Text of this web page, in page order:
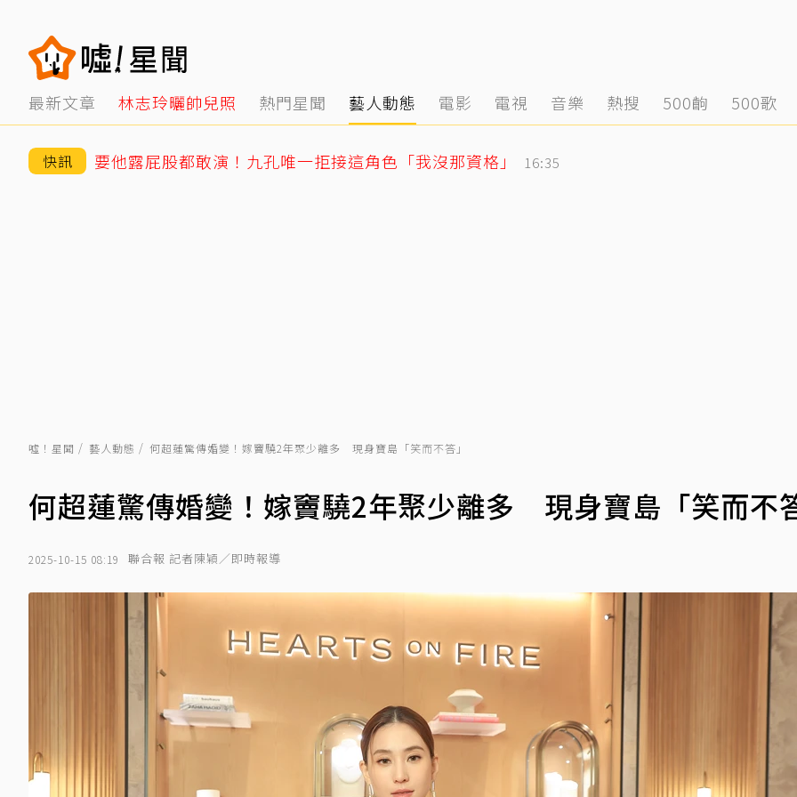
最新文章 林志玲曬帥兒照 熱門星聞 藝人動態 電影 電視 音樂 熱搜 500齣 500歌
快訊 要他露屁股都敢演！九孔唯一拒接這角色「我沒那資格」 16:35
噓！星聞 藝人動態 何超蓮驚傳婚變！嫁竇驍2年聚少離多 現身寶島「笑而不答」
何超蓮驚傳婚變！嫁竇驍2年聚少離多 現身寶島「笑而不
2025-10-15 08:19 聯合報 記者陳穎／即時報導